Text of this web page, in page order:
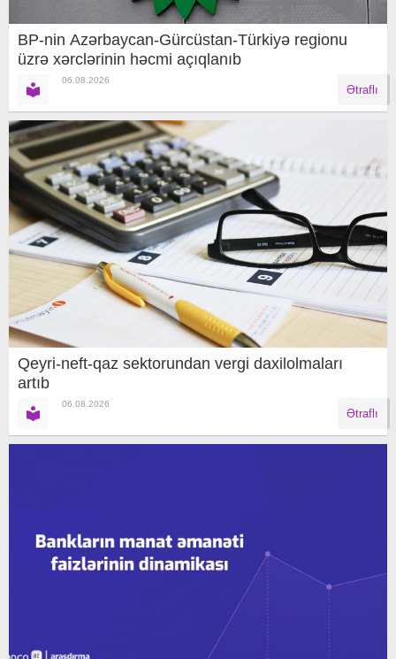
BP-nin Azərbaycan-Gürcüstan-Türkiyə regionu
üzrə xərclərinin həcmi açıqlanıb
06.08.2026
Ətraflı
Qeyri-neft-qaz sektorundan vergi daxilolmaları
artıb
06.08.2026
Ətraflı